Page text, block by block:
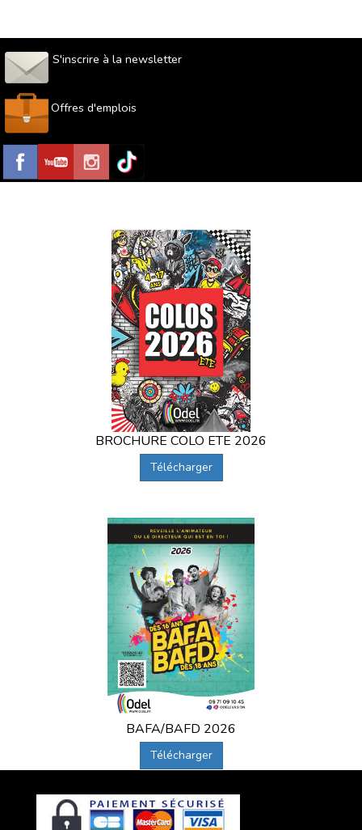
S'inscrire à la newsletter
Offres d'emplois
BROCHURE COLO ETE 2026
Télécharger
BAFA/BAFD 2026
Télécharger